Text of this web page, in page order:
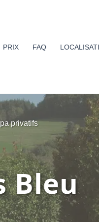
PRIX FAQ
privatifs
Bleu